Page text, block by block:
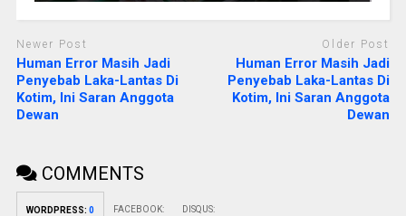
Newer Post
Human Error Masih Jadi
Penyebab Laka-Lantas Di
Kotim, Ini Saran Anggota
Dewan
Older Post
Human Error Masih Jadi
Penyebab Laka-Lantas Di
Kotim, Ini Saran Anggota
Dewan
COMMENTS
WORDPRESS: 0 FACEBOOK: DISQUS: